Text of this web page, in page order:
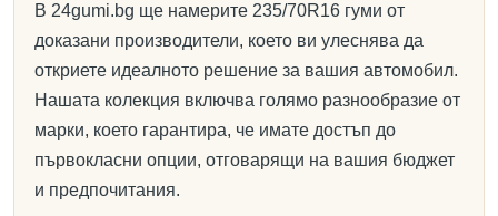
В 24gumi.bg ще намерите 235/70R16 гуми от
доказани производители, което ви улеснява да
откриете идеалното решение за вашия автомобил.
Нашата колекция включва голямо разнообразие от
марки, което гарантира, че имате достъп до
първокласни опции, отговарящи на вашия бюджет
и предпочитания.